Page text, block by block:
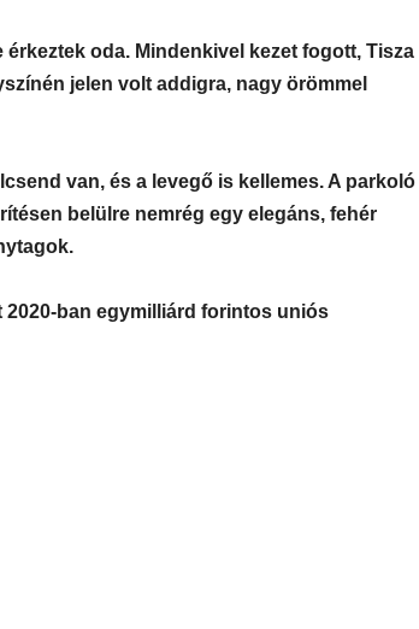
oda. Mindenkivel kezet fogott, Tisza
jelen volt addigra, nagy örömmel
van, és a levegő is kellemes. A parkoló
belülre nemrég egy elegáns, fehér
2020-ban egymilliárd forintos uniós